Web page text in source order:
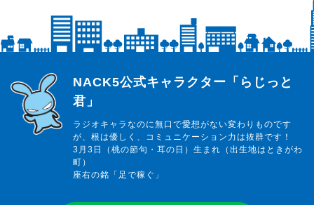
らじっと君
NACK5公式キャラクター「らじっと
君」
ラジオキャラなのに無口で愛想がない変わりものです
が、根は優しく、コミュニケーション力は抜群です！
3月3日（桃の節句・耳の日）生まれ（出生地はときがわ
町）
座右の銘「足で稼ぐ」